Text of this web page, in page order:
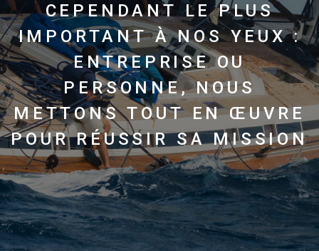
CEPENDANT LE PLUS
IMPORTANT À NOS YEUX :
ENTREPRISE OU
PERSONNE, NOUS
METTONS TOUT EN ŒUVRE
POUR RÉUSSIR SA MISSION